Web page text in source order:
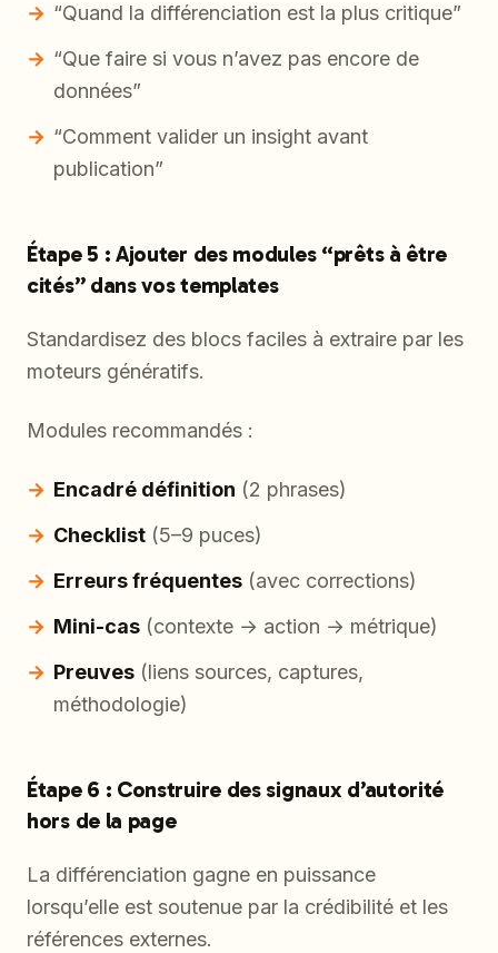
“Quand la différenciation est la plus critique”
“Que faire si vous n’avez pas encore de
données”
“Comment valider un insight avant
publication”
Étape 5 : Ajouter des modules “prêts à être
cités” dans vos templates
Standardisez des blocs faciles à extraire par les
moteurs génératifs.
Modules recommandés :
Encadré définition (2 phrases)
Checklist (5–9 puces)
Erreurs fréquentes (avec corrections)
Mini-cas (contexte → action → métrique)
Preuves (liens sources, captures,
méthodologie)
Étape 6 : Construire des signaux d’autorité
hors de la page
La différenciation gagne en puissance
lorsqu’elle est soutenue par la crédibilité et les
références externes.